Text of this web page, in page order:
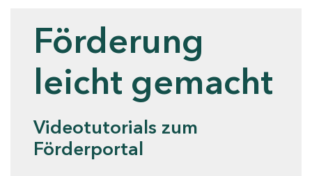
Förderung
leicht gemacht
Videotutorials zum
Förderportal